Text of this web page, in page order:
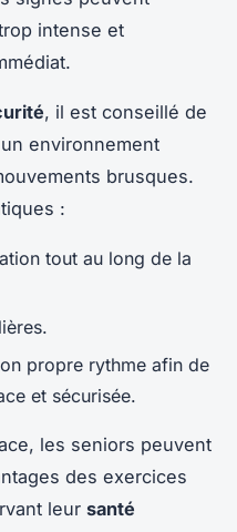
intense et
, il est conseillé de
environnement
brusques.
:
tout au long de la
propre rythme afin de
et sécurisée.
les seniors peuvent
des exercices
leur santé